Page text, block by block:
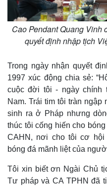
Quan sát
Cuộc sống đó đây
Cao Pendant Quang Vinh
quyết định nhập tịch
Trong ngày nhận quyết
1997 xúc động chia sẻ:
cuộc đời tôi - ngày chính
Nam. Trái tim tôi tràn
sinh ra ở Pháp nhưng
thúc tôi cống hiến cho
CAHN, nơi cho tôi cơ hội
bóng đá mãnh liệt của
Tôi xin biết ơn Ngài Chủ
Tư pháp và CA TPHN đã